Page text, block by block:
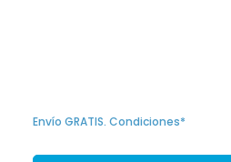
Envío GRATIS. Condiciones*